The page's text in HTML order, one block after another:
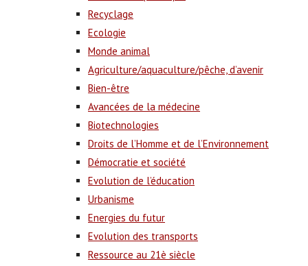
Recyclage
Ecologie
Monde animal
Agriculture/aquaculture/pêche, d’avenir
Bien-être
Avancées de la médecine
Biotechnologies
Droits de l’Homme et de l’Environnement
Démocratie et société
Evolution de l’éducation
Urbanisme
Energies du futur
Evolution des transports
Ressource au 21è siècle